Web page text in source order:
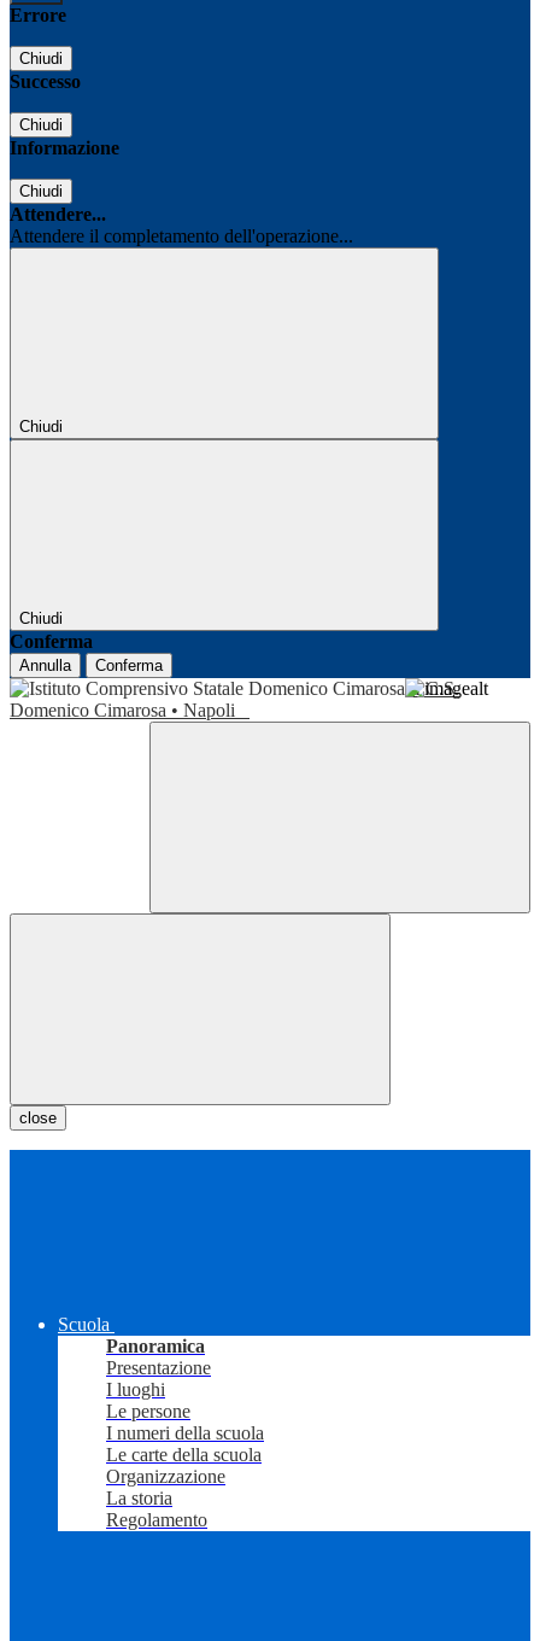
Errore
Chiudi
Successo
Chiudi
Informazione
Chiudi
Attendere...
Attendere il completamento dell'operazione...
Chiudi
Chiudi
Conferma
Annulla Conferma
I.C.S.
Domenico Cimarosa • Napoli
close
Scuola
Panoramica
Presentazione
I luoghi
Le persone
I numeri della scuola
Le carte della scuola
Organizzazione
La storia
Regolamento